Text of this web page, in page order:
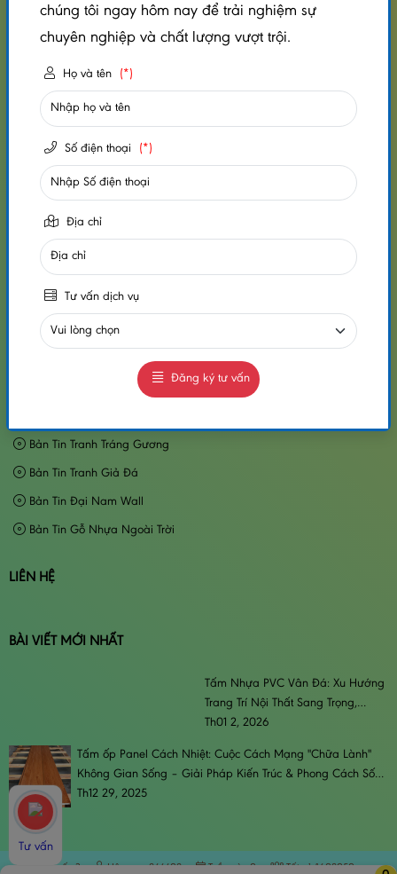
Thi Công Trần Nhựa Giả Gỗ
In UV Trên Kính Cường Lực 3D
Thi Công Trần Vách Panel Trọn Gói
HỖ TRỢ KHÁCH HÀNG
Chính Sách Mua Hàng
Chính Sách Vận Chuyển
Chính Sách Đổi Trả Hàng
Chính Sách Bảo Hành Bảo Trì
Điều Khoản Thanh Toán
Chính Sách Bảo Mật Thông Tin Khách Hàng
TIN TỨC
Bản Tin Tấm Nhựa Giả Đá
Bản Tin Tranh Tráng Gương
Bản Tin Tranh Giả Đá
Bản Tin Đại Nam Wall
Bản Tin Gỗ Nhựa Ngoài Trời
LIÊN HỆ
BÀI VIẾT MỚI NHẤT
Tấm Nhựa PVC Vân Đá: Xu Hướng
Trang Trí Nội Thất Sang Trọng,
Đẳng Cấp & Bền Bỉ
Th01 2, 2026
Tấm ốp Panel Cách Nhiệt: Cuộc Cách Mạng "Chữa Lành"
Không Gian Sống – Giải Pháp Kiến Trúc & Phong Cách Sống
Đương Đại
Th12 29, 2025
Trực tuyến:3 Hôm nay:844408 Tuần này:0 Tất cả:1608050
Tư vấn
chúng tôi ngay hôm nay để trải nghiệm sự
chuyên nghiệp và chất lượng vượt trội.
Họ và tên (*)
Số điện thoại (*)
Địa chỉ
Tư vấn dịch vụ
Đăng ký tư vấn